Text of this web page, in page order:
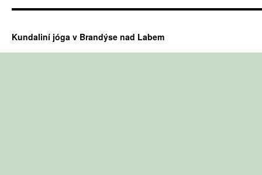
Kundaliní jóga v Brandýse nad Labem